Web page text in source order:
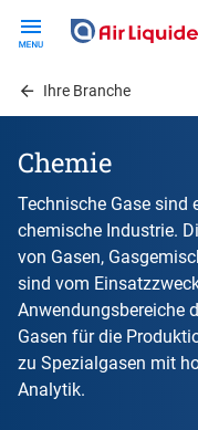
contentIhre Branche
Chemie
Technische Gase sind
chemische Industrie.
von Gasen,
sind vom
Anwendungsbereiche
Gasen für die
zu Spezialgasen mit
Analytik.